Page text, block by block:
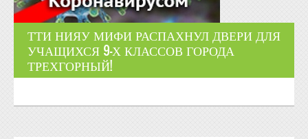
ТТИ НИЯУ МИФИ РАСПАХНУЛ ДВЕРИ ДЛЯ
УЧАЩИХСЯ 9-Х КЛАССОВ ГОРОДА
ТРЕХГОРНЫЙ!